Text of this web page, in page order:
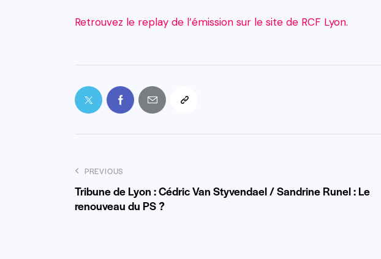
Retrouvez le replay de l’émission sur le site de RCF Lyon.
PREVIOUS
Tribune de Lyon : Cédric Van Styvendael / Sandrine Runel : Le
renouveau du PS ?